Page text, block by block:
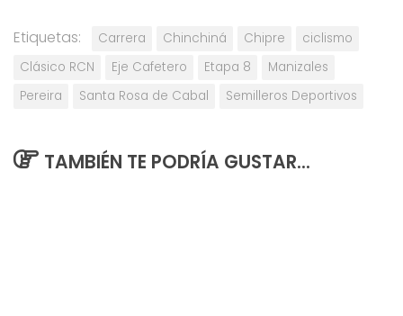
Etiquetas: Carrera Chinchiná Chipre
ciclismo
Clásico RCN
Eje Cafetero Etapa 8
Manizales
Pereira
Santa Rosa de Cabal Semilleros Deportivos
TAMBIÉN TE PODRÍA GUSTAR...